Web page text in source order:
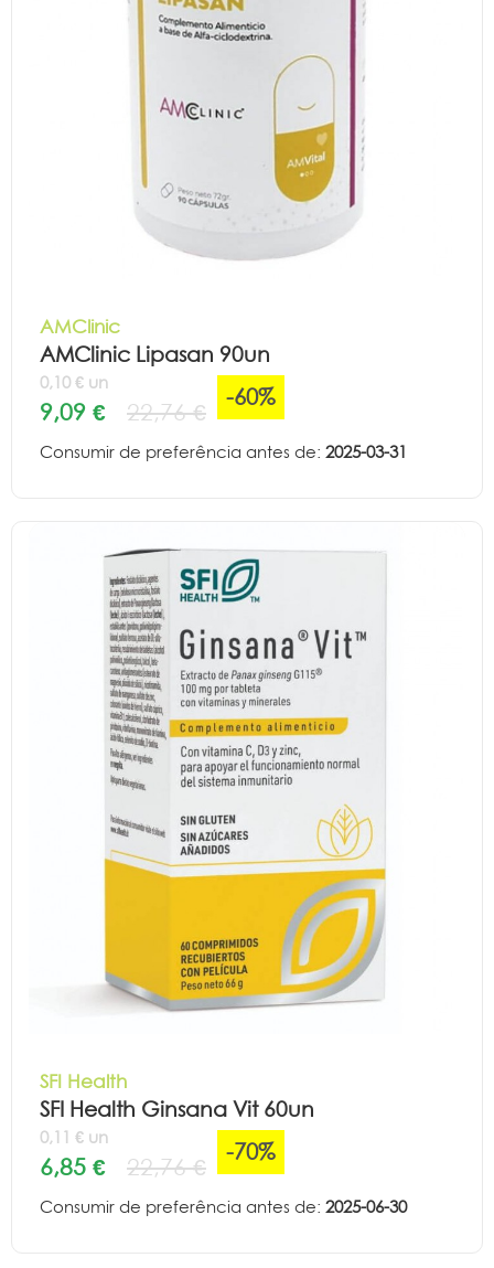
AMClinic
AMClinic Lipasan 90un
0,10 € un
9,09 € 22,76 €
-60%
Consumir de preferência antes de: 2025-03-31
SFI Health
SFI Health Ginsana Vit 60un
0,11 € un
6,85 € 22,76 €
-70%
Consumir de preferência antes de: 2025-06-30